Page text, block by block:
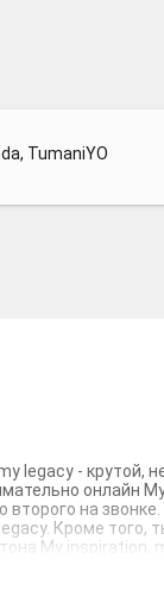
TumaniYO
legacy - крутой,
онлайн
на
Кроме того,
My inspiration,
и звуки